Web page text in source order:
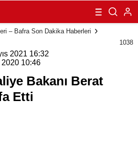
Berat Albayrak
İstifa Etti
– Bafra Son Dakika Haberleri
1038
2021 16:32
2020 10:46
Bakanı Berat
Etti